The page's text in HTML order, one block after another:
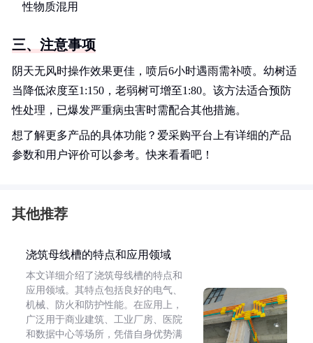
性物质混用
三、注意事项
阴天无风时操作效果更佳，喷后6小时遇雨需补喷。幼树适
当降低浓度至1:150，老弱树可增至1:80。该方法适合预防
性处理，已爆发严重病虫害时需配合其他措施。
想了解更多产品的具体功能？爱采购平台上有详细的产品
参数和用户评价可以参考。快来看看吧！
其他推荐
浇筑母线槽的特点和应用领域
本文详细介绍了浇筑母线槽的特点和
应用领域。其特点包括良好的电气、
机械、防火和防护性能。在应用上，
广泛用于商业建筑、工业厂房、医院
和数据中心等场所，凭借自身优势满